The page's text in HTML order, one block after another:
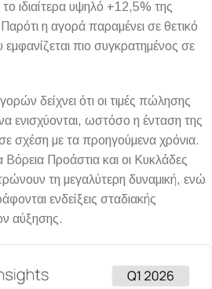
ιδιαίτερα υψηλό +12,5% της
η αγορά παραμένει σε θετικό
πιο συγκρατημένος σε
δείχνει ότι οι τιμές πώλησης
ενισχύονται, ωστόσο η ένταση της
σχέση με τα προηγούμενα χρόνια.
Προάστια και οι Κυκλάδες
τη μεγαλύτερη δυναμική, ενώ
ενδείξεις σταδιακής
αύξησης.